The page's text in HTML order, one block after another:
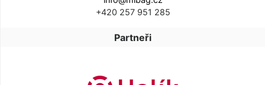
+420 257 951 285
Partneři